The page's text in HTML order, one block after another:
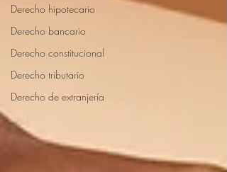
Derecho hipotecario
Derecho bancario
Derecho constitucional
Derecho tributario
Derecho de extranjería